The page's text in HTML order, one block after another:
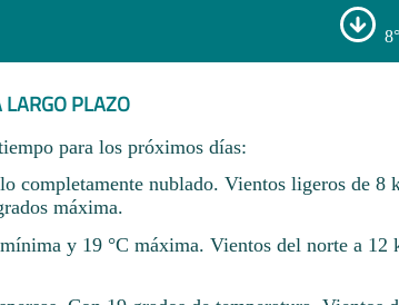
8°
LARGO PLAZO
para los próximos días:
completamente nublado. Vientos ligeros de 8
máxima.
y 19 °C máxima. Vientos del norte a 12